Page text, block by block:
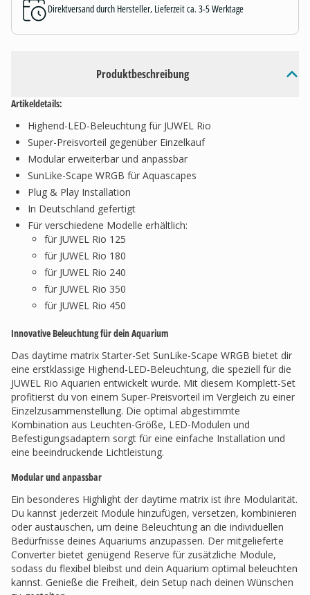
Produktbeschreibung
Artikeldetails:
Highend-LED-Beleuchtung für JUWEL Rio
Super-Preisvorteil gegenüber Einzelkauf
Modular erweiterbar und anpassbar
SunLike-Scape WRGB für Aquascapes
Plug & Play Installation
In Deutschland gefertigt
Für verschiedene Modelle erhältlich:
für JUWEL Rio 125
für JUWEL Rio 180
für JUWEL Rio 240
für JUWEL Rio 350
für JUWEL Rio 450
Innovative Beleuchtung für dein Aquarium
Das daytime matrix Starter-Set SunLike-Scape WRGB bietet dir
eine erstklassige Highend-LED-Beleuchtung, die speziell für die
JUWEL Rio Aquarien entwickelt wurde. Mit diesem Komplett-Set
profitierst du von einem Super-Preisvorteil im Vergleich zu einer
Einzelzusammenstellung. Die optimal abgestimmte
Kombination aus Leuchten-Größe, LED-Modulen und
Befestigungsadaptern sorgt für eine einfache Installation und
eine beeindruckende Lichtleistung.
Modular und anpassbar
Ein besonderes Highlight der daytime matrix ist ihre Modularität.
Du kannst jederzeit Module hinzufügen, versetzen, kombinieren
oder austauschen, um deine Beleuchtung an die individuellen
Bedürfnisse deines Aquariums anzupassen. Der mitgelieferte
Converter bietet genügend Reserve für zusätzliche Module,
sodass du flexibel bleibst und dein Aquarium optimal beleuchten
kannst. Genieße die Freiheit, dein Setup nach deinen Wünschen
Direktversand durch Hersteller, Lieferzeit ca. 3-5 Werktage